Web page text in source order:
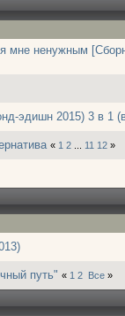
мне ненужным
эдишн 2015) 3 в 1
« 1 2 11 12 »
путь" « 1 2 Все »